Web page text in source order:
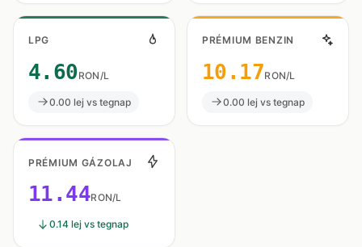
LPG
4.60 RON/L
0.00 lej vs tegnap
PRÉMIUM BENZIN
10.17RON/L
0.00 lej vs tegnap
PRÉMIUM GÁZOLAJ
11.44RON/L
0.14 lej vs tegnap